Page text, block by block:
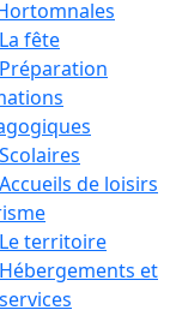
La fête
Préparation
Scolaires
Accueils de loisirs
Le territoire
Hébergements et
services